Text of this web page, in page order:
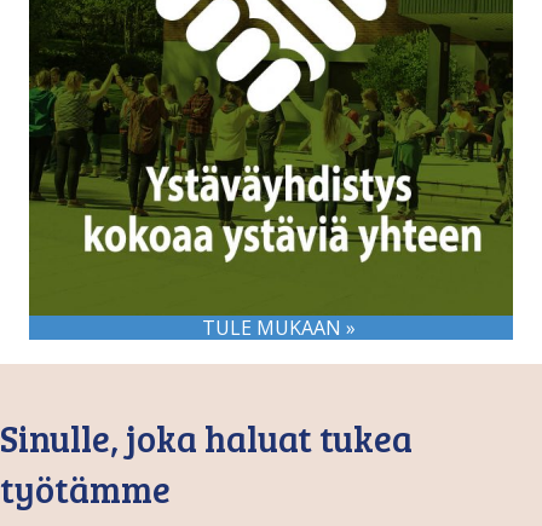
TULE MUKAAN »
Sinulle, joka haluat tukea
työtämme